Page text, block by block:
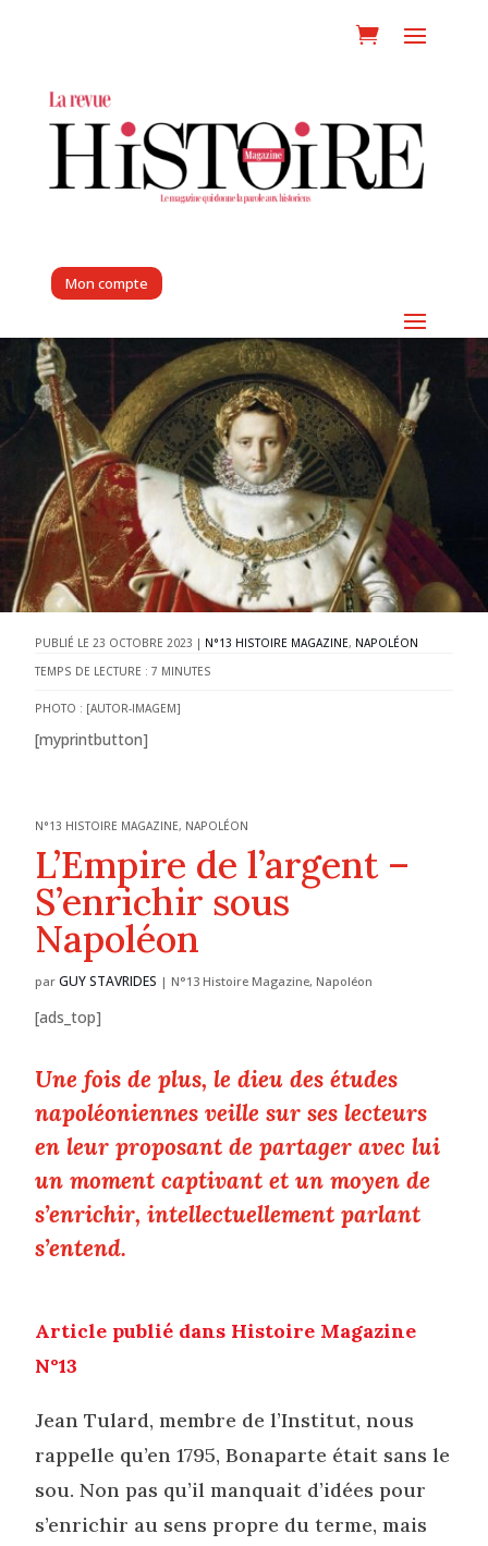
Mon compte
23 OCTOBRE 2023 | N°13 HISTOIRE MAGAZINE, NAPOLÉON
TEMPS DE LECTURE : 7 MINUTES
PHOTO : [AUTOR-IMAGEM]
[myprintbutton]
N°13 HISTOIRE MAGAZINE, NAPOLÉON
L’Empire de l’argent –
S’enrichir sous
Napoléon
parGUY STAVRIDES | N°13 Histoire Magazine, Napoléon
[ads_top]
Une fois de plus, le dieu des études
napoléoniennes veille sur ses lecteurs
en leur proposant de partager avec lui
un moment captivant et un moyen de
s’enrichir, intellectuellement parlant
s’entend.
Article publié dans Histoire Magazine
N°13
Jean Tulard, membre de l’Institut, nous
rappelle qu’en 1795, Bonaparte était sans le
sou. Non pas qu’il manquait d’idées pour
s’enrichir au sens propre du terme, mais